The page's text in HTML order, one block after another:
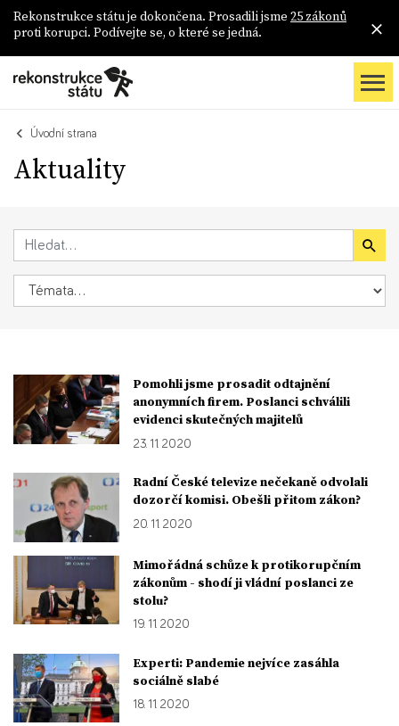
Rekonstrukce státu je dokončena. Prosadili jsme 25 zákonů
proti korupci. Podívejte se, o které se jedná.
Úvodní strana
Aktuality
Pomohli jsme prosadit odtajnění
anonymních firem. Poslanci schválili
evidenci skutečných majitelů
23. 11. 2020
Radní České televize nečekaně odvolali
dozorčí komisi. Obešli přitom zákon?
20. 11. 2020
Mimořádná schůze k protikorupčním
zákonům - shodí ji vládní poslanci ze
stolu?
19. 11. 2020
Experti: Pandemie nejvíce zasáhla
sociálně slabé
18. 11. 2020